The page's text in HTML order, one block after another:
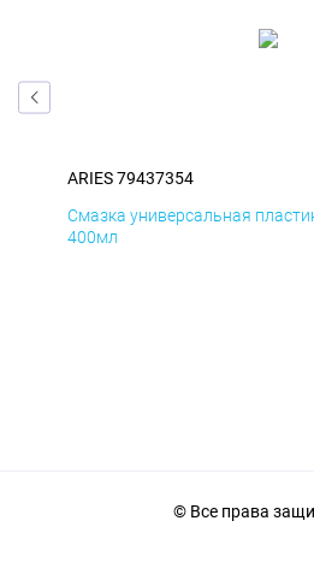
ARIES 79437354
Смазка универсальная
400мл
© Все права